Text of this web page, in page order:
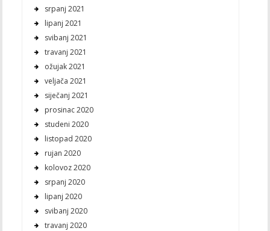
srpanj 2021
lipanj 2021
svibanj 2021
travanj 2021
ožujak 2021
veljača 2021
siječanj 2021
prosinac 2020
studeni 2020
listopad 2020
rujan 2020
kolovoz 2020
srpanj 2020
lipanj 2020
svibanj 2020
travanj 2020